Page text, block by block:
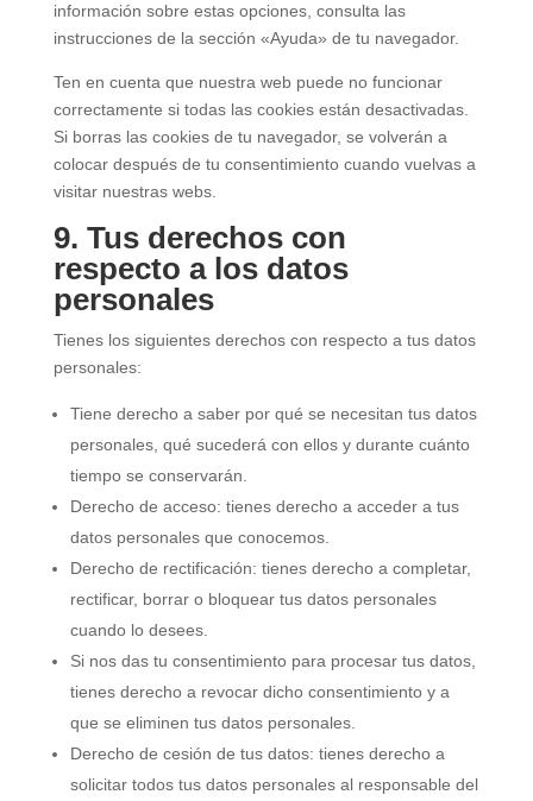
información sobre estas opciones, consulta las
instrucciones de la sección «Ayuda» de tu navegador.
Ten en cuenta que nuestra web puede no funcionar
correctamente si todas las cookies están desactivadas.
Si borras las cookies de tu navegador, se volverán a
colocar después de tu consentimiento cuando vuelvas a
visitar nuestras webs.
9. Tus derechos con
respecto a los datos
personales
Tienes los siguientes derechos con respecto a tus datos
personales:
Tiene derecho a saber por qué se necesitan tus datos
personales, qué sucederá con ellos y durante cuánto
tiempo se conservarán.
Derecho de acceso: tienes derecho a acceder a tus
datos personales que conocemos.
Derecho de rectificación: tienes derecho a completar,
rectificar, borrar o bloquear tus datos personales
cuando lo desees.
Si nos das tu consentimiento para procesar tus datos,
tienes derecho a revocar dicho consentimiento y a
que se eliminen tus datos personales.
Derecho de cesión de tus datos: tienes derecho a
solicitar todos tus datos personales al responsable del